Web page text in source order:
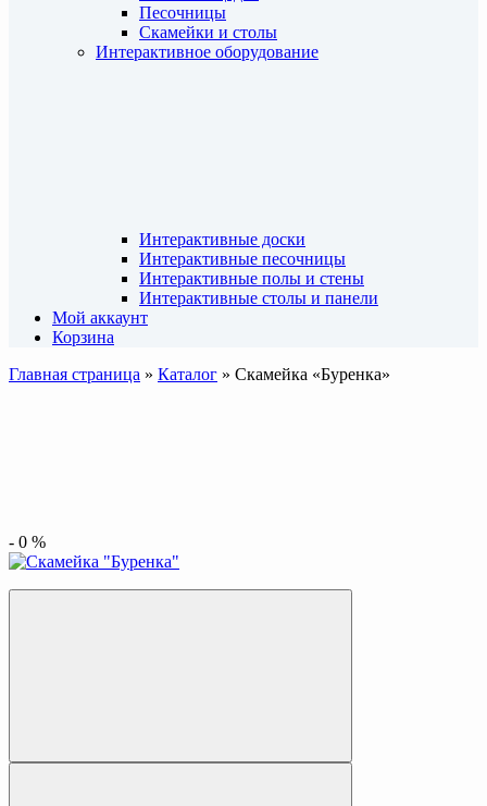
Песочницы
Скамейки и столы
Интерактивное оборудование
Интерактивные доски
Интерактивные песочницы
Интерактивные полы и стены
Интерактивные столы и панели
Мой аккаунт
Корзина
Главная страница » Каталог » Скамейка «Буренка»
- 0 %